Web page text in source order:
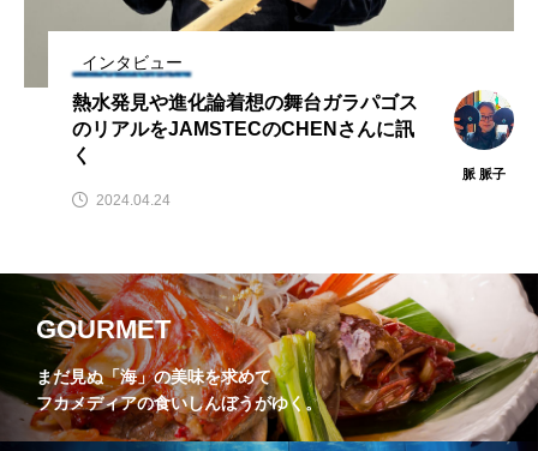
インタビュー
熱水発見や進化論着想の舞台ガラパゴス
のリアルをJAMSTECのCHENさんに訊
く
脈 脈子
2024.04.24
GOURMET
まだ見ぬ「海」の美味を求めて
フカメディアの食いしんぼうがゆく。